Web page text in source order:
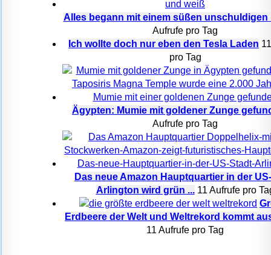
Alles begann mit einem süßen unschuldigen
Aufrufe pro Tag
Ich wollte doch nur eben den Tesla Laden
pro Tag
Ägypten: Mumie mit goldener Zunge
Aufrufe pro Tag
Das neue Amazon Hauptquartier in der
Arlington wird grün ... 11 Aufrufe pro
Erdbeere der Welt und Weltrekord kommt
11 Aufrufe pro Tag